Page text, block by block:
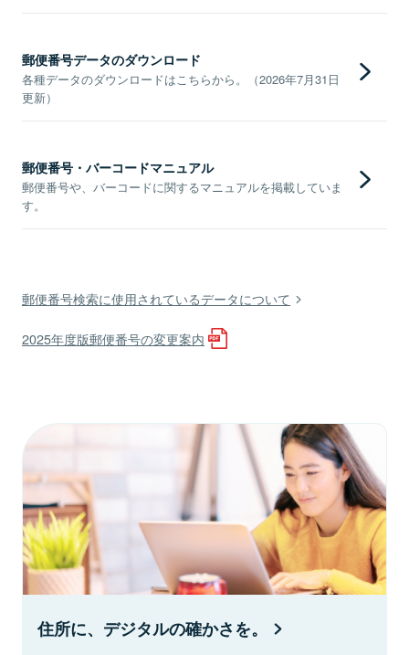
郵便番号データのダウンロード
各種データのダウンロードはこちらから。（2026年7月31日
更新）
郵便番号・バーコードマニュアル
郵便番号や、バーコードに関するマニュアルを掲載していま
す。
郵便番号検索に使用されているデータについて
2025年度版郵便番号の変更案内
住所に、デジタルの確かさを。